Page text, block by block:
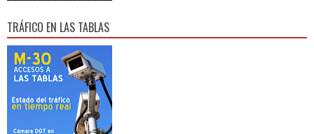
TRÁFICO EN LAS TABLAS